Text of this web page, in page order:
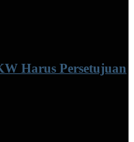
Harus Persetujuan